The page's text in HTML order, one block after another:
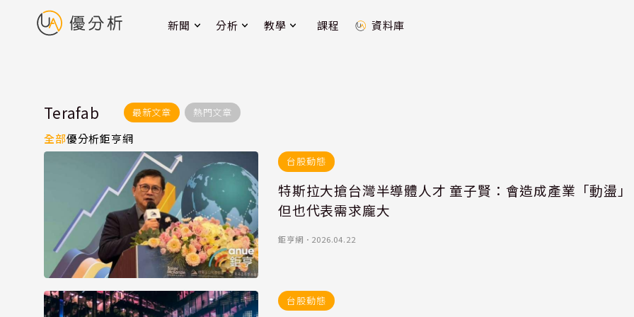
新聞 分析 教學 課程 資料庫
Terafab 最新文章 熱門文章
全部優分析鉅亨網
台股動態
特斯拉大搶台灣半導體人才 童子賢：會造成產業「動盪」
但也代表需求龐大
鉅亨網 ． 2026.04.22
台股動態